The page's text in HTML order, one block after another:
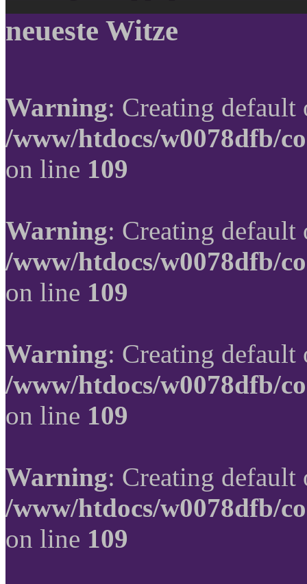
neueste Witze
Warning: Creating
/www/htdocs/w0078dfb/
on line 109
Warning: Creating
/www/htdocs/w0078dfb/
on line 109
Warning: Creating
/www/htdocs/w0078dfb/
on line 109
Warning: Creating
/www/htdocs/w0078dfb/
on line 109